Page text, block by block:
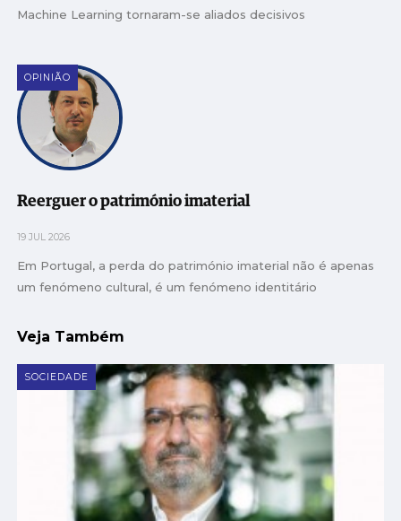
Machine Learning tornaram-se aliados decisivos
OPINIÃO
Reerguer o património imaterial
19 JUL 2026
Em Portugal, a perda do património imaterial não é apenas
um fenómeno cultural, é um fenómeno identitário
Veja Também
SOCIEDADE